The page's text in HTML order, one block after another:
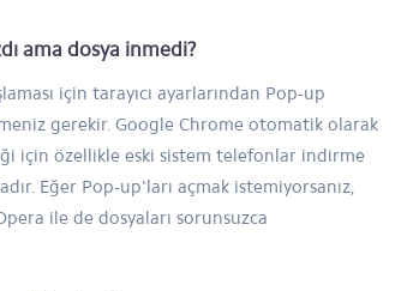
ama dosya inmedi?
için tarayıcı ayarlarından Pop-up
gerekir. Google Chrome otomatik olarak
için özellikle eski sistem telefonlar indirme
Eğer Pop-up'ları açmak istemiyorsanız,
ile de dosyaları sorunsuzca